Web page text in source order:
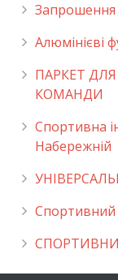
Запрошення
Алюмінієві
ПАРКЕТ
КОМАНДИ
Спортивна
Набережній